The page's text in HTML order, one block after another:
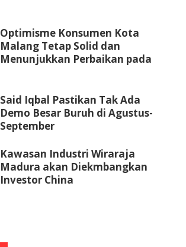
Optimisme Konsumen Kota
Malang Tetap Solid dan
Menunjukkan Perbaikan pada
Said Iqbal Pastikan Tak Ada
Demo Besar Buruh di Agustus-
September
Kawasan Industri Wiraraja
Madura akan Diekmbangkan
Investor China